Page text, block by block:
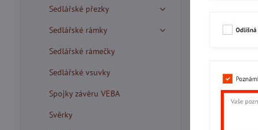
Sedlářské přezky
Sedlářské rámky
Sedlářské rámečky
Sedlářské vsuvky
Spojky závěru VEBA
Svěrky